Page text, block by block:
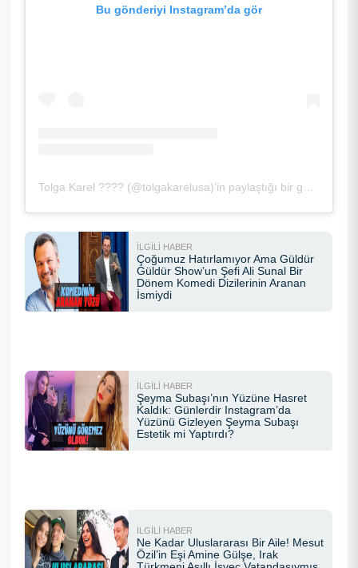
Bu gönderiyi Instagram’da gör